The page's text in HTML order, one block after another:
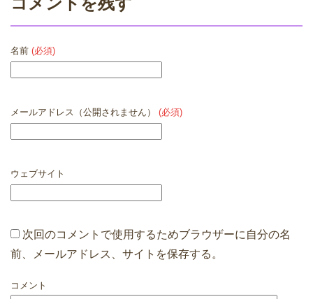
名前 (必須)
メールアドレス（公開されません） (必須)
ウェブサイト
次回のコメントで使用するためブラウザーに自分の名
前、メールアドレス、サイトを保存する。
コメント